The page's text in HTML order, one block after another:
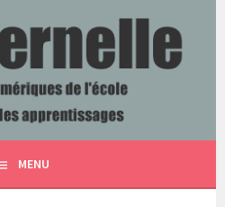
DE L'ÉCOLE AU SERVICE DES
MENU